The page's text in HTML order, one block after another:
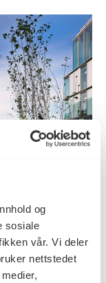
og
sosiale
vår. Vi deler
nettstedet